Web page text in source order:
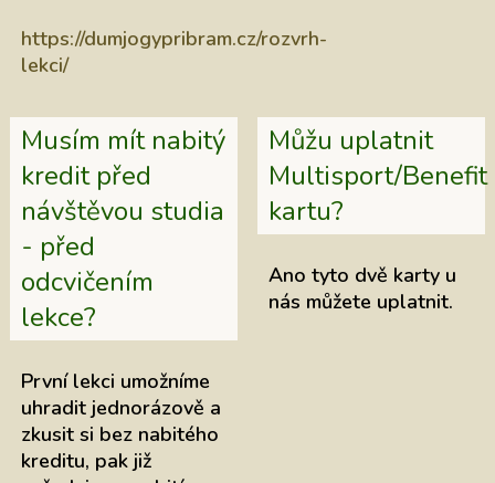
https://dumjogypribram.cz/rozvrh-
lekci/
Musím mít nabitý
kredit před
návštěvou studia
- před
odcvičením
lekce?
První lekci umožníme
uhradit jednorázově a
zkusit si bez nabitého
kreditu, pak již
Můžu uplatnit
Multisport/Benefit
kartu?
Ano tyto dvě karty u
nás můžete uplatnit.